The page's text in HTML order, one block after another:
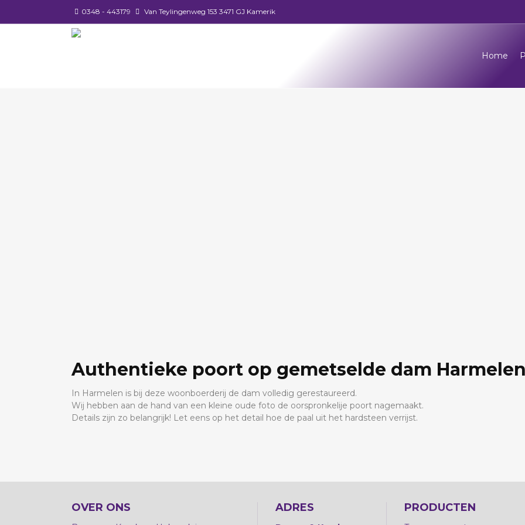
0348 - 443179 Van Teylingenweg 153 3471 GJ Kamerik
Home
Authentieke poort op gemetselde dam Harmelen
In Harmelen is bij deze woonboerderij de dam volledig gerestaureerd.
Wij hebben aan de hand van een kleine oude foto de oorspronkelije poort nagemaakt.
Details zijn zo belangrijk! Let eens op het detail hoe de paal uit het hardsteen verrijst.
OVER ONS ADRES PRODUCTEN